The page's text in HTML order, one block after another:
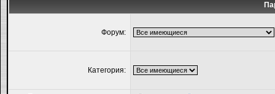
Форум:
Категория: